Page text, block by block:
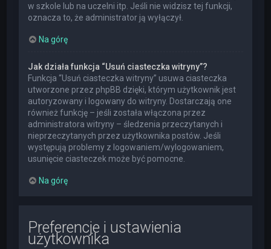
w szkole lub na uczelni itp. Jeśli nie widzisz tej funkcji,
oznacza to, że administrator ją wyłączył.
Na górę
Jak działa funkcja “Usuń ciasteczka witryny”?
Funkcja “Usuń ciasteczka witryny” usuwa ciasteczka
utworzone przez phpBB dzięki, którym użytkownik jest
autoryzowany i logowany do witryny. Dostarczają one
również funkcję – jeśli została włączona przez
administratora witryny – śledzenia przeczytanych i
nieprzeczytanych przez użytkownika postów. Jeśli
występują problemy z logowaniem/wylogowaniem,
usunięcie ciasteczek może być pomocne.
Na górę
Preferencje i ustawienia
użytkownika